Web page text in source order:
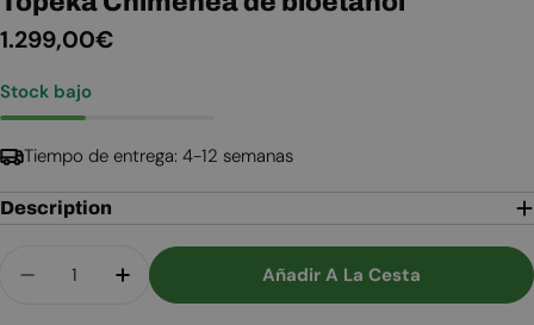
Precio
1.299,00€
Stock bajo
Tiempo de entrega: 4-12 semanas
Description
Disminuir Cantidad Para Topeka Chimenea De
Aumentar Cantidad Para Topeka
Añadir A La Cesta